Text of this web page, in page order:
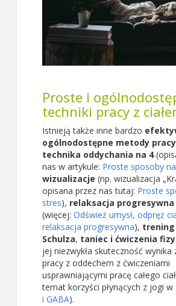
Proste i
techniki pracy z
Istnieją także inne bardzo
ogólnodostępne metody pracy
technika oddychania na 4
nas w artykule: Proste sposoby
wizualizacje (np. wizualizacja
opisana przez nas tutaj: Proste
stres), relaksacja progresywna
(więcej: Odśwież umysł, odpręż
relaksacja progresywna),
Schulza, taniec i ćwiczenia
jej niezwykła skuteczność wynika
pracy z oddechem z ćwiczeniami
usprawniającymi pracę całego
temat korzyści płynących z jogi w
i GABA).